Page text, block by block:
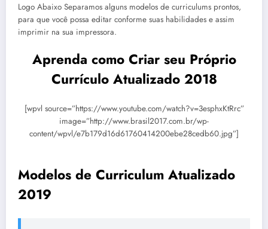
Logo Abaixo Separamos alguns modelos de curriculums prontos,
para que você possa editar conforme suas habilidades e assim
imprimir na sua impressora.
Aprenda como Criar seu Próprio
Currículo Atualizado 2018
[wpvl source=”https://www.youtube.com/watch?v=3esphxKtRrc”
image=”http://www.brasil2017.com.br/wp-
content/wpvl/e7b179d16d61760414200ebe28cedb60.jpg”]
Modelos de Curriculum Atualizado
2019